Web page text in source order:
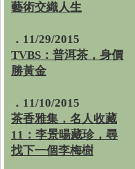
藝術交織人生
．11/29/2015
TVBS：普洱茶，身價
勝黃金
．11/10/2015
茶香雅集．名人收藏
11：李景暘藏珍，尋
找下一個李梅樹